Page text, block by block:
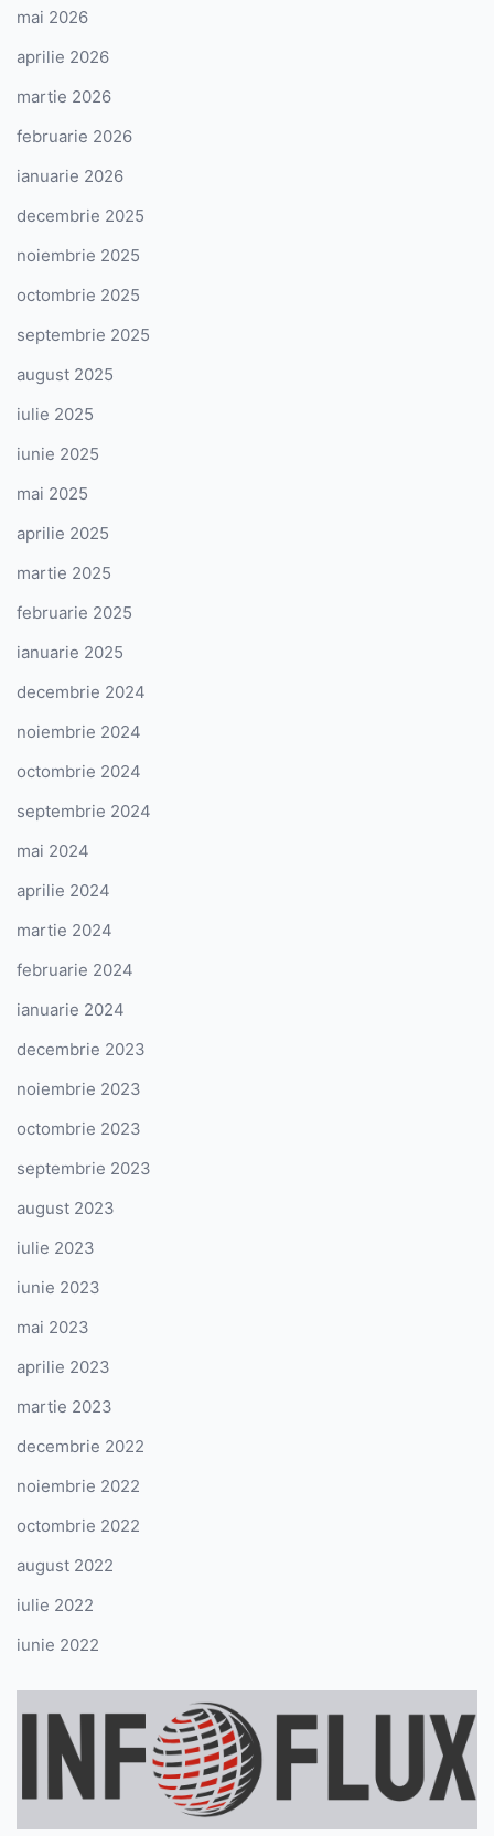
mai 2026
aprilie 2026
martie 2026
februarie 2026
ianuarie 2026
decembrie 2025
noiembrie 2025
octombrie 2025
septembrie 2025
august 2025
iulie 2025
iunie 2025
mai 2025
aprilie 2025
martie 2025
februarie 2025
ianuarie 2025
decembrie 2024
noiembrie 2024
octombrie 2024
septembrie 2024
mai 2024
aprilie 2024
martie 2024
februarie 2024
ianuarie 2024
decembrie 2023
noiembrie 2023
octombrie 2023
septembrie 2023
august 2023
iulie 2023
iunie 2023
mai 2023
aprilie 2023
martie 2023
decembrie 2022
noiembrie 2022
octombrie 2022
august 2022
iulie 2022
iunie 2022